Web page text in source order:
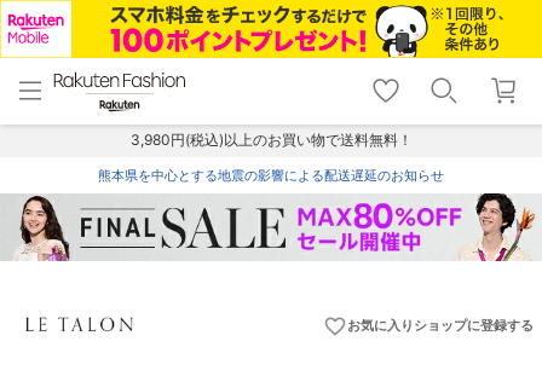
menu home
トップ
shopping_cart lock_outline
ログイン
3,980円(税込)以上のお買い物で送料無料！
熊本県を中心とする地震の影響による配送遅延のお知らせ
favorite_borderお気に入りショップに登録する